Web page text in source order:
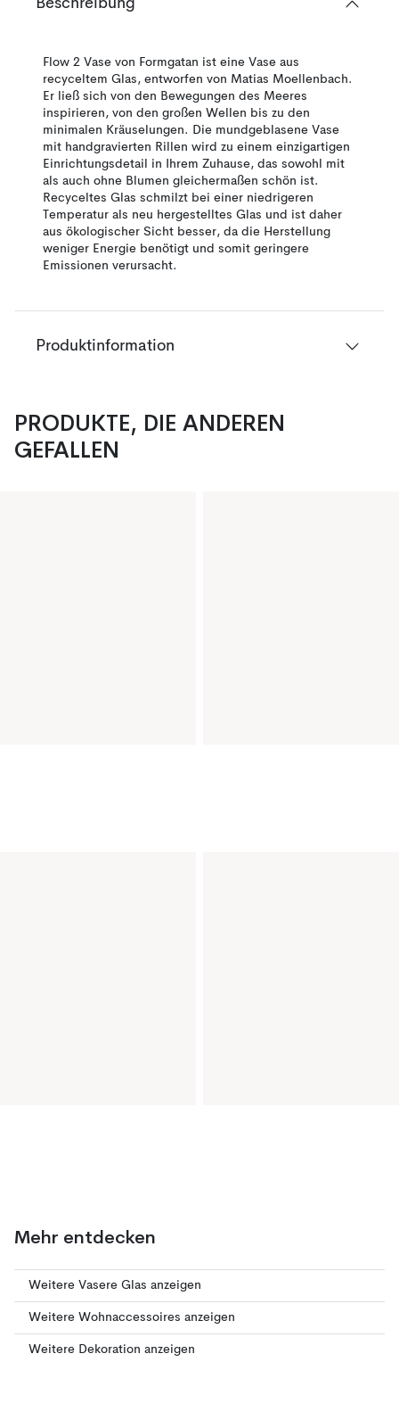
Beschreibung
Flow 2 Vase von Formgatan ist eine Vase aus
recyceltem Glas, entworfen von Matias Moellenbach.
Er ließ sich von den Bewegungen des Meeres
inspirieren, von den großen Wellen bis zu den
minimalen Kräuselungen. Die mundgeblasene Vase
mit handgravierten Rillen wird zu einem einzigartigen
Einrichtungsdetail in Ihrem Zuhause, das sowohl mit
als auch ohne Blumen gleichermaßen schön ist.
Recyceltes Glas schmilzt bei einer niedrigeren
Temperatur als neu hergestelltes Glas und ist daher
aus ökologischer Sicht besser, da die Herstellung
weniger Energie benötigt und somit geringere
Emissionen verursacht.
Produktinformation
PRODUKTE, DIE ANDEREN
GEFALLEN
Mehr entdecken
Weitere Vasere Glas anzeigen
Weitere Wohnaccessoires anzeigen
Weitere Dekoration anzeigen